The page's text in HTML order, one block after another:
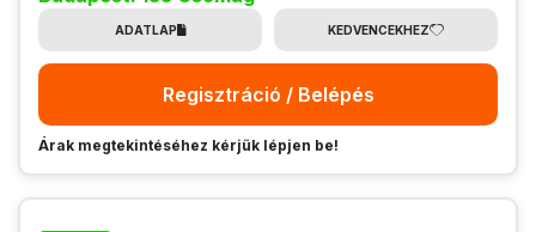
ADATLAP KEDVENCEKHEZ
Regisztráció / Belépés
Árak megtekintéséhez kérjük lépjen be!